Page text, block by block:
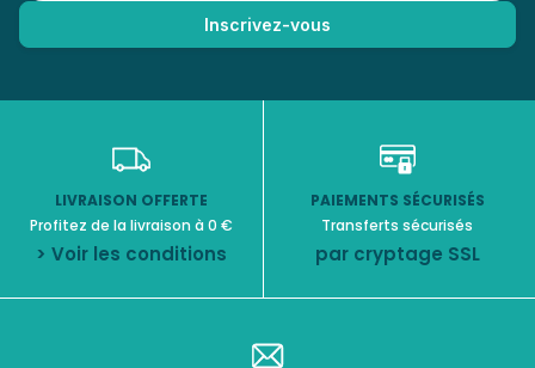
LIVRAISON OFFERTE
Profitez de la livraison à 0 €
> Voir les conditions
PAIEMENTS SÉCURISÉS
Transferts sécurisés
par cryptage SSL